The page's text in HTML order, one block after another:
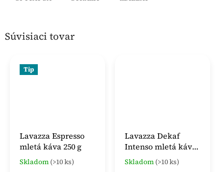
Súvisiaci tovar
Tip
Lavazza Espresso
mletá káva 250 g
Priemerné
Skladom (>10 ks)
Lavazza Dekaf
Intenso mletá káva
250 g
Priemerné
Skladom (>10 ks)